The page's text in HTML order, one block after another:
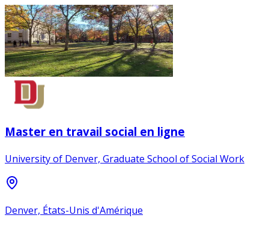
Master en travail social en ligne
University of Denver, Graduate School of Social Work
Denver, États-Unis d'Amérique